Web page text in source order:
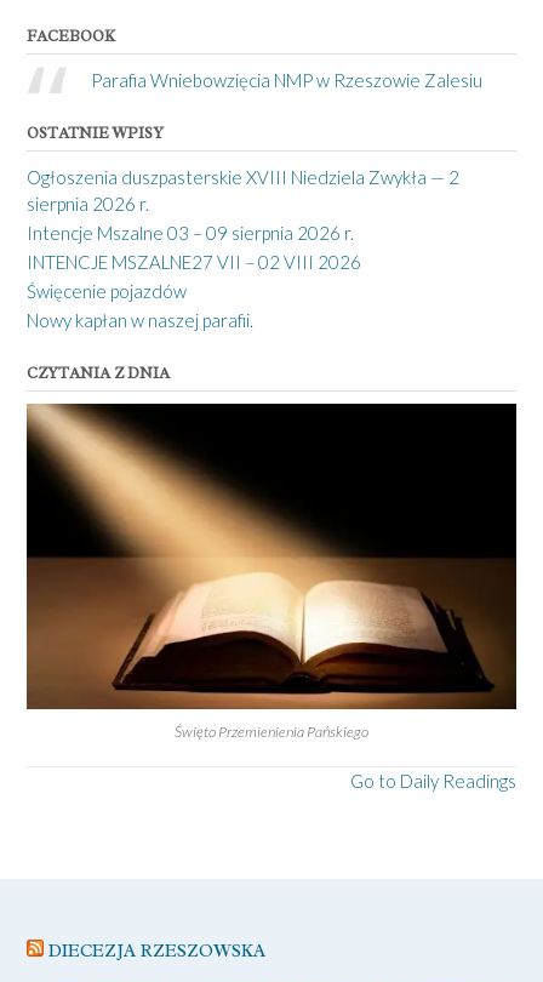
FACEBOOK
Parafia Wniebowzięcia NMP w Rzeszowie Zalesiu
OSTATNIE WPISY
Ogłoszenia duszpasterskie XVIII Niedziela Zwykła — 2
sierpnia 2026 r.
Intencje Mszalne 03 – 09 sierpnia 2026 r.
INTENCJE MSZALNE27 VII – 02 VIII 2026
Święcenie pojazdów
Nowy kapłan w naszej parafii.
CZYTANIA Z DNIA
Święto Przemienienia Pańskiego
Go to Daily Readings
DIECEZJA RZESZOWSKA